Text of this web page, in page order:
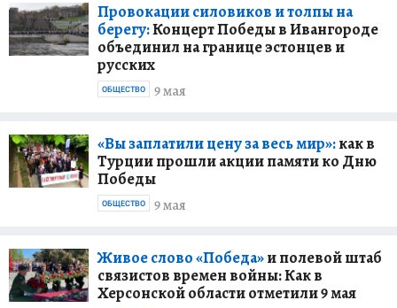
Провокации силовиков и толпы на
берегу:Концерт Победы в Ивангороде
объединил на границе эстонцев и
русских
9 мая
ОБЩЕСТВО
«Вы заплатили цену за весь мир»:как в
Турции прошли акции памяти ко Дню
Победы
9 мая
ОБЩЕСТВО
Живое слово «Победа»и полевой штаб
связистов времен войны: Как в
Херсонской области отметили 9 мая